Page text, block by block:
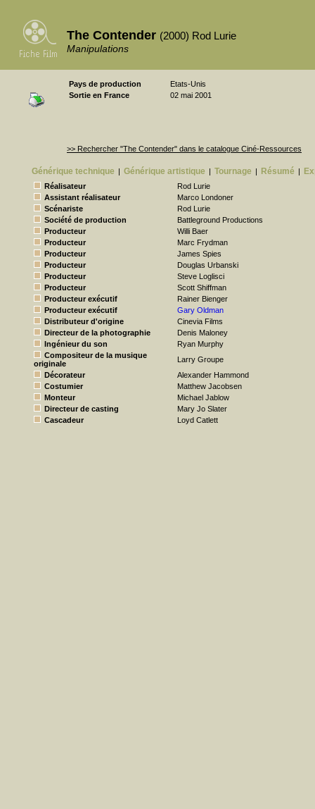
The Contender (2000) Rod Lurie
Manipulations
Pays de production
Etats-Unis
Sortie en France
02 mai 2001
>> Rechercher "The Contender" dans le catalogue Ciné-Ressources
Générique technique | Générique artistique | Tournage | Résumé |
Réalisateur
Rod Lurie
Assistant réalisateur
Marco Londoner
Scénariste
Rod Lurie
Société de production
Battleground Productions
Producteur
Willi Baer
Producteur
Marc Frydman
Producteur
James Spies
Producteur
Douglas Urbanski
Producteur
Steve Loglisci
Producteur
Scott Shiffman
Producteur exécutif
Rainer Bienger
Producteur exécutif
Gary Oldman
Distributeur d'origine
Cinevia Films
Directeur de la photographie
Denis Maloney
Ingénieur du son
Ryan Murphy
Compositeur de la musique
originale
Larry Groupe
Décorateur
Alexander Hammond
Costumier
Matthew Jacobsen
Monteur
Michael Jablow
Directeur de casting
Mary Jo Slater
Cascadeur
Loyd Catlett